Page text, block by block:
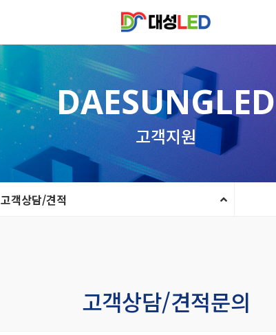
DAESUNGLED
고객지원
고객상담/견적
고객상담/견적문의